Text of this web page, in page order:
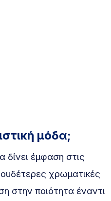
μόδα;
δίνει έμφαση στις
χρωματικές
στην ποιότητα έναντι